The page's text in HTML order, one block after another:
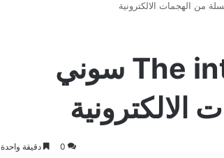
بعد عرض فيلم The interview سوني
0 دقيقة واحدة